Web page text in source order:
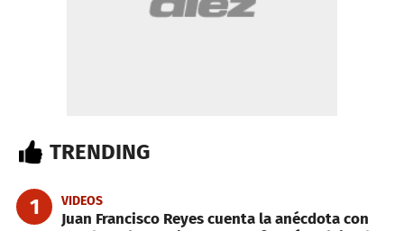
TRENDING
1 VIDEOS
Juan Francisco Reyes cuenta la anécdota con